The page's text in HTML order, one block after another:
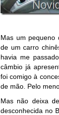
Mas um pequeno
de um carro
havia me
câmbio já
foi comigo à
de mão. Pelo
Mas não deixa
desconhecida no